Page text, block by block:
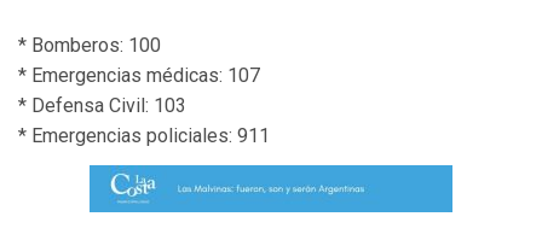
* Bomberos: 100
* Emergencias médicas: 107
* Defensa Civil: 103
* Emergencias policiales: 911